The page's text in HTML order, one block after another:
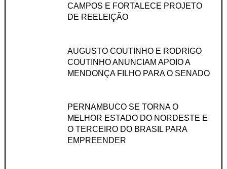
CAMPOS E FORTALECE PROJETO
DE REELEIÇÃO
AUGUSTO COUTINHO E RODRIGO
COUTINHO ANUNCIAM APOIO A
MENDONÇA FILHO PARA O SENADO
PERNAMBUCO SE TORNA O
MELHOR ESTADO DO NORDESTE E
O TERCEIRO DO BRASIL PARA
EMPREENDER